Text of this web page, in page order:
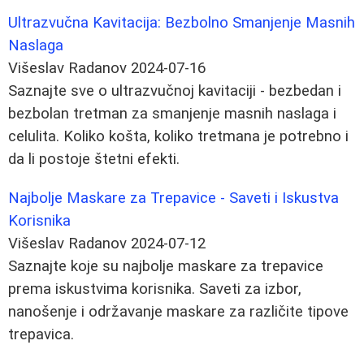
Ultrazvučna Kavitacija: Bezbolno Smanjenje Masnih
Naslaga
Višeslav Radanov 2024-07-16
Saznajte sve o ultrazvučnoj kavitaciji - bezbedan i
bezbolan tretman za smanjenje masnih naslaga i
celulita. Koliko košta, koliko tretmana je potrebno i
da li postoje štetni efekti.
Najbolje Maskare za Trepavice - Saveti i Iskustva
Korisnika
Višeslav Radanov 2024-07-12
Saznajte koje su najbolje maskare za trepavice
prema iskustvima korisnika. Saveti za izbor,
nanošenje i održavanje maskare za različite tipove
trepavica.